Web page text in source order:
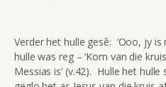
Verder het hulle gesê: ‘Ooo, jy is
hulle was reg – ‘Kom van die
Messias is’ (v.42). Hulle het